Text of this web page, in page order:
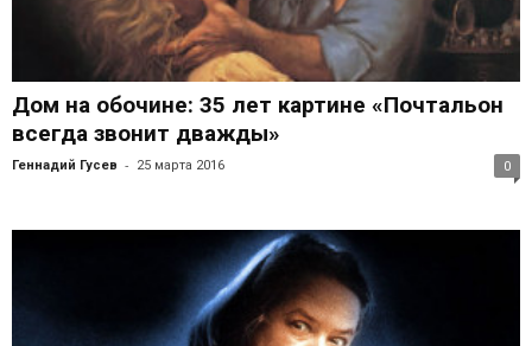
Дом на обочине: 35 лет картине «Почтальон
всегда звонит дважды»
Геннадий Гусев - 25 марта 2016 0